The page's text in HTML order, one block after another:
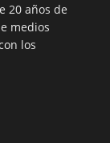
20 años de
medios
los